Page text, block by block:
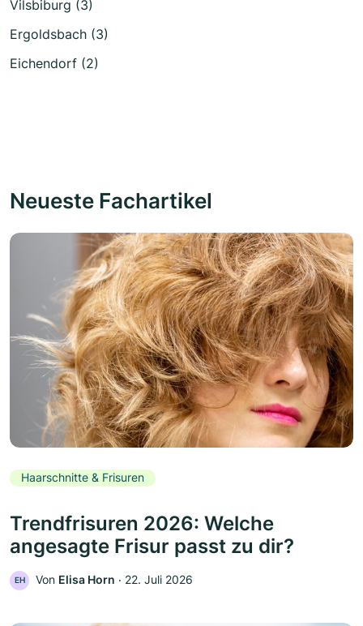
Vilsbiburg (3)
Ergoldsbach (3)
Eichendorf (2)
Neueste Fachartikel
Haarschnitte & Frisuren
Trendfrisuren 2026: Welche
angesagte Frisur passt zu dir?
EH Von Elisa Horn ‧ 22. Juli 2026